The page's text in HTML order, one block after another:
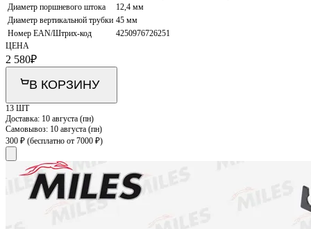
Диаметр поршневого штока
12,4 мм
Диаметр вертикальной трубки 45 мм
Номер EAN/Штрих-код
4250976726251
ЦЕНА
2 580₽
В КОРЗИНУ
13 ШТ
Доставка: 10 августа (пн)
Самовывоз: 10 августа (пн)
300 ₽ (бесплатно от 7000 ₽)